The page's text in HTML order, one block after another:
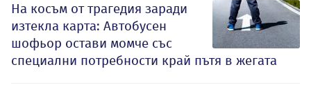
На косъм от трагедия заради
изтекла карта: Автобусен
шофьор остави момче със
специални потребности край пътя в жегата